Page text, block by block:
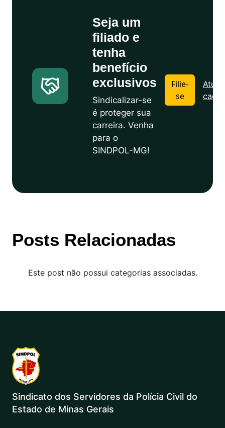
Seja um
filiado e
tenha
benefício
exclusivos
Sindicalizar-se
é proteger sua
carreira. Venha
para o
SINDPOL-MG!
Filie-
se
Posts Relacionadas
Este post não possui categorias associadas.
Sindicato dos Servidores da Polícia Civil do
Estado de Minas Gerais